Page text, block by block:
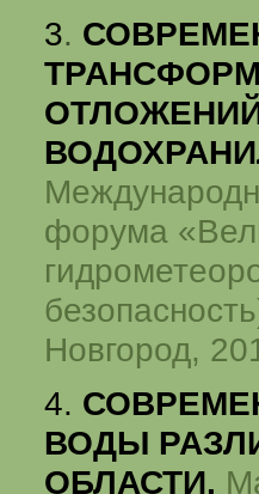
3.
форума
Новгород,
4.
ВОДЫ
ОБЛАСТИ.